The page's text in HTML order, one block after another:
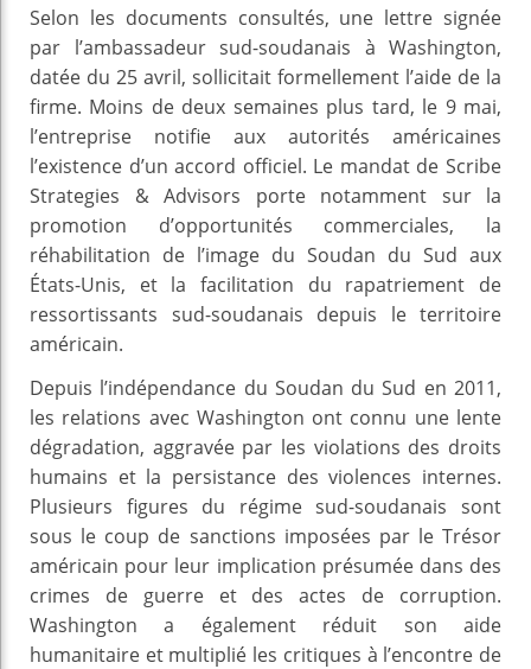
Selon les documents consultés, une lettre signée
par l’ambassadeur sud-soudanais à Washington,
datée du 25 avril, sollicitait formellement l’aide de la
firme. Moins de deux semaines plus tard, le 9 mai,
l’entreprise notifie aux autorités américaines
l’existence d’un accord officiel. Le mandat de Scribe
Strategies & Advisors porte notamment sur la
promotion d’opportunités commerciales, la
réhabilitation de l’image du Soudan du Sud aux
États-Unis, et la facilitation du rapatriement de
ressortissants sud-soudanais depuis le territoire
américain.
Depuis l’indépendance du Soudan du Sud en 2011,
les relations avec Washington ont connu une lente
dégradation, aggravée par les violations des droits
humains et la persistance des violences internes.
Plusieurs figures du régime sud-soudanais sont
sous le coup de sanctions imposées par le Trésor
américain pour leur implication présumée dans des
crimes de guerre et des actes de corruption.
Washington a également réduit son aide
humanitaire et multiplié les critiques à l’encontre de